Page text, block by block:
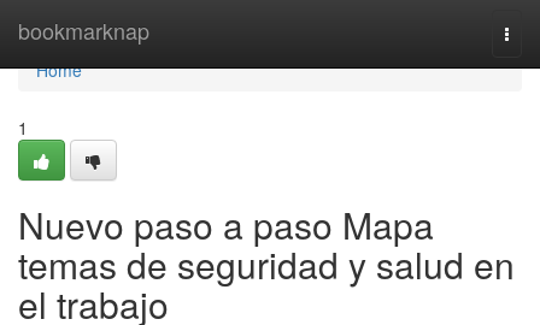
bookmarknap
Home
Home
1
Nuevo paso a paso Mapa
temas de seguridad y salud en
el trabajo